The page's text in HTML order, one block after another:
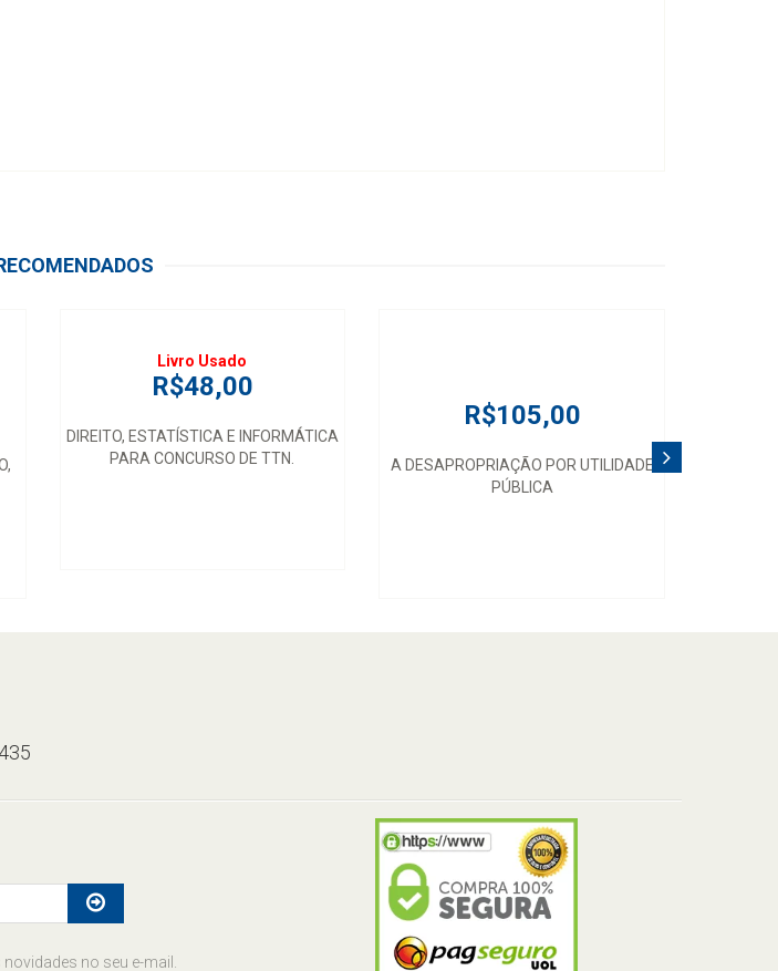
Livro Usado
R$48,00
DIREITO, ESTATÍSTICA E INFORMÁTICA
PARA CONCURSO DE TTN.
R$105,00
A DESAPROPRIAÇÃO POR UTILIDADE
PÚBLICA
no seu e-mail.